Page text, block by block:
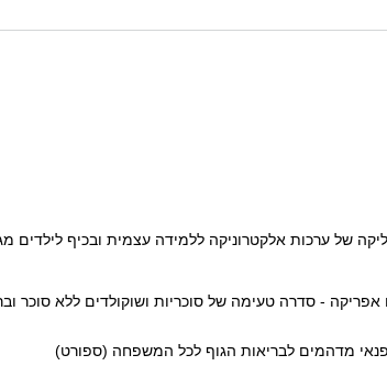
ערכות אלקטרוניקה ללמידה עצמית ובכיף לילדים מגיל 8+.